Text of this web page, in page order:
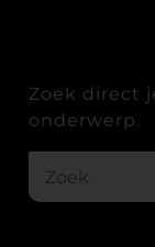
Zoek direct
onderwerp.